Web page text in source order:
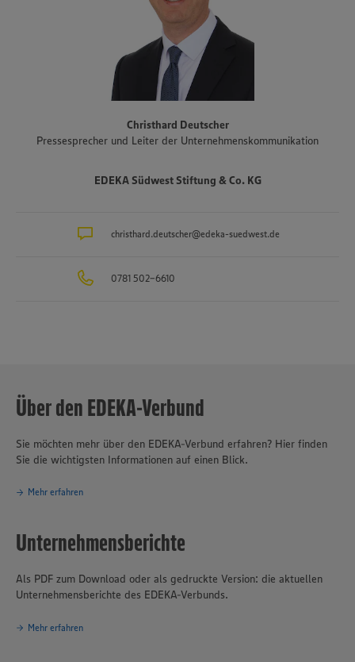
Schwerpunkte des Sortiments der Märkte liegt auf Produkten aus
der Region. Im Rahmen der Regionalmarke „Unsere Heimat“
arbeitet EDEKA Südwest beispielsweise mit mehr als 1.500
Erzeugern und Lieferanten aus Bundesländern des Vertriebsgebiets
zusammen. Eine Auswahl an Partnerbetrieben der regionalen
Landwirtschaft im Überblick gibt es unter
Unternehmensverbund, inklusive des selbständigen Einzelhandels,
ist mit rund 47.000 Mitarbeitenden, darunter etwa 3.400
Arbeitgeber und Ausbilder in der Region. Insgesamt etwa 10.000
Mitarbeitende arbeiten an den Bedientheken für Fleisch und Wurst
Christhard Deutscher
Pressesprecher und Leiter der Unternehmenskommunikation
EDEKA Südwest Stiftung & Co. KG
christhard.deutscher@edeka-suedwest.de
0781 502-6610
Über den EDEKA-Verbund
Sie möchten mehr über den EDEKA-Verbund erfahren? Hier finden
Sie die wichtigsten Informationen auf einen Blick.
Mehr erfahren
Unternehmensberichte
Als PDF zum Download oder als gedruckte Version: die aktuellen
Unternehmensberichte des EDEKA-Verbunds.
Mehr erfahren